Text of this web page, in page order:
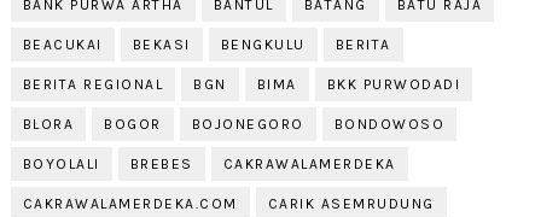
BANK PURWA ARTHA BANTUL BATANG BATU RAJA
BEACUKAI BEKASI BENGKULU BERITA
BERITA REGIONAL BGN BIMA BKK PURWODADI
BLORA BOGOR BOJONEGORO BONDOWOSO
BOYOLALI BREBES CAKRAWALAMERDEKA
CAKRAWALAMERDEKA.COM CARIK ASEMRUDUNG